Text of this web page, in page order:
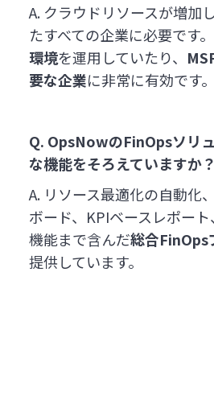
A. クラウドリソースが増加
たすべての企業に必要です
環境を運用していたり、
要な企業に非常に有効です。
Q. OpsNowのFinOpsソリ
な機能をそろえていますか？
A. リソース最適化の自動化
ボード、KPIベースレポー
機能まで含んだ総合FinOps
提供しています。